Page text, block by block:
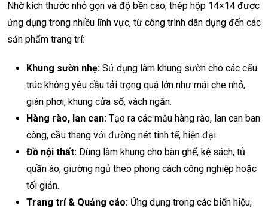
Nhờ kích thước nhỏ gọn và độ bền cao, thép hộp 14×14 được
ứng dụng trong nhiều lĩnh vực, từ công trình dân dụng đến các
sản phẩm trang trí:
Khung sườn nhẹ: Sử dụng làm khung sườn cho các cấu
trúc không yêu cầu tải trọng quá lớn như mái che nhỏ,
giàn phơi, khung cửa sổ, vách ngăn.
Hàng rào, lan can: Tạo ra các mẫu hàng rào, lan can ban
công, cầu thang với đường nét tinh tế, hiện đại.
Đồ nội thất: Dùng làm khung cho bàn ghế, kệ sách, tủ
quần áo, giường ngủ theo phong cách công nghiệp hoặc
tối giản.
Trang trí & Quảng cáo: Ứng dụng trong các biển hiệu,